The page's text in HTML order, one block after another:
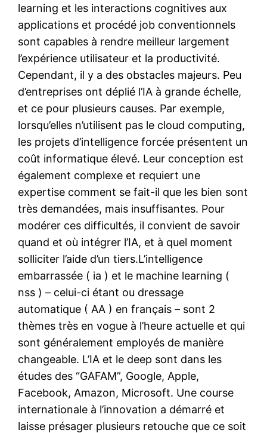
learning et les interactions cognitives aux
applications et procédé job conventionnels
sont capables à rendre meilleur largement
l’expérience utilisateur et la productivité.
Cependant, il y a des obstacles majeurs. Peu
d’entreprises ont déplié l’IA à grande échelle,
et ce pour plusieurs causes. Par exemple,
lorsqu’elles n’utilisent pas le cloud computing,
les projets d’intelligence forcée présentent un
coût informatique élevé. Leur conception est
également complexe et requiert une
expertise comment se fait-il que les bien sont
très demandées, mais insuffisantes. Pour
modérer ces difficultés, il convient de savoir
quand et où intégrer l’IA, et à quel moment
solliciter l’aide d’un tiers.L’intelligence
embarrassée ( ia ) et le machine learning (
nss ) – celui-ci étant ou dressage
automatique ( AA ) en français – sont 2
thèmes très en vogue à l’heure actuelle et qui
sont généralement employés de manière
changeable. L’IA et le deep sont dans les
études des “GAFAM”, Google, Apple,
Facebook, Amazon, Microsoft. Une course
internationale à l’innovation a démarré et
laisse présager plusieurs retouche que ce soit